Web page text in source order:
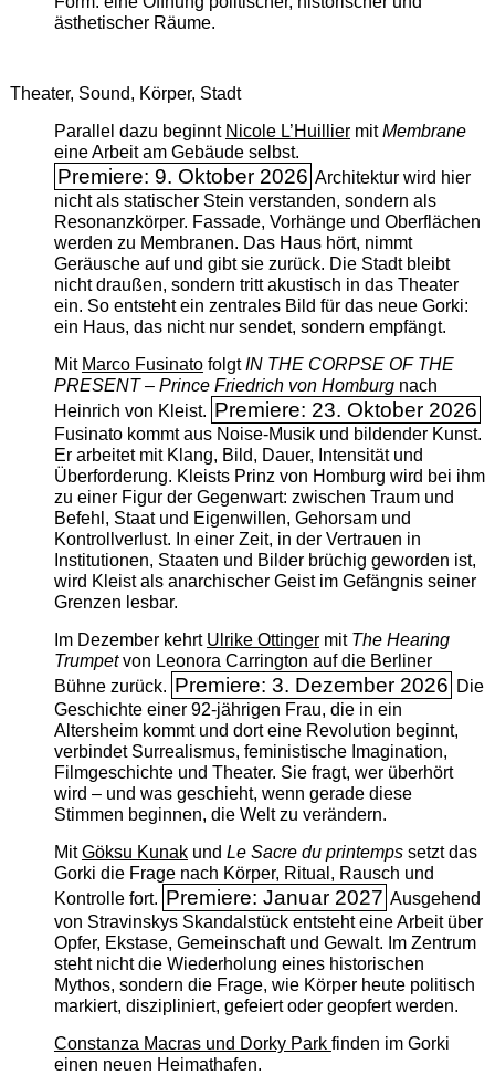
ästhetischer Räume.
Theater, Sound, Körper, Stadt
Parallel dazu beginnt Nicole L’Huilliermit ­Membrane
eine Arbeit am Gebäude selbst.
Premiere: 9. Oktober 2026 Architektur wird hier
nicht als statischer Stein verstanden, sondern als
Resonanzkörper. Fassade, Vorhänge und Oberflächen
werden zu Membranen. Das Haus hört, nimmt
Geräusche auf und gibt sie zurück. Die Stadt bleibt
nicht draußen, sondern tritt akustisch in das Theater
ein. So entsteht ein zentrales Bild für das neue Gorki:
ein Haus, das nicht nur sendet, sondern empfängt.
Mit Marco FusinatofolgtIN THE CORPSE OF THE
PRESENT – Prince Friedrich von Homburgnach
Heinrich von Kleist. Premiere: 23. Oktober 2026
Fusinato kommt aus Noise-Musik und bildender Kunst.
Er arbeitet mit Klang, Bild, Dauer, Intensität und
Überforderung. Kleists Prinz von Homburg wird bei ihm
zu einer Figur der Gegenwart: zwischen Traum und
Befehl, Staat und Eigenwillen, Gehorsam und
Kontrollverlust. In einer Zeit, in der Vertrauen in
Institutionen, Staaten und Bilder brüchig geworden ist,
wird Kleist als anarchischer Geist im Gefängnis seiner
Grenzen lesbar.
Im Dezember kehrt Ulrike Ottingermit The ­Hearing
Trumpetvon Leonora Carrington auf die Berliner
Bühne zurück. Premiere: 3. Dezember 2026 Die
Geschichte einer 92-jährigen Frau, die in ein
Altersheim kommt und dort eine Revolution beginnt,
verbindet Surrealismus, feministische Imagination,
Filmgeschichte und Theater. Sie fragt, wer überhört
wird – und was geschieht, wenn gerade diese
Stimmen beginnen, die Welt zu verändern.
MitGöksu Kunakund Le Sacre du printempssetzt das
Gorki die Frage nach Körper, Ritual, Rausch und
Kontrolle fort. Premiere: Januar 2027 Ausgehend
von Stravinskys Skandalstück entsteht eine Arbeit über
Opfer, Ekstase, Gemeinschaft und Gewalt. Im Zentrum
steht nicht die Wiederholung eines historischen
Mythos, sondern die Frage, wie Körper heute politisch
markiert, diszipliniert, gefeiert oder geopfert werden.
Constanza Macras und Dorky Park finden im Gorki
einen neuen Heimathafen.